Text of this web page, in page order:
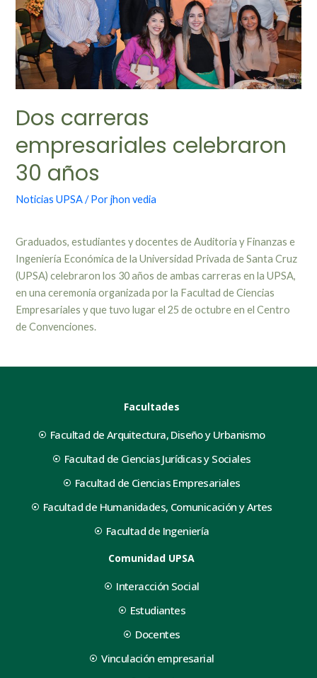
Dos carreras
empresariales celebraron
30 años
Noticias UPSA/ Porjhon vedia
Graduados, estudiantes y docentes de Auditoria y Finanzas e
Ingeniería Económica de la Universidad Privada de Santa Cruz
(UPSA) celebraron los 30 años de ambas carreras en la UPSA,
en una ceremonia organizada por la Facultad de Ciencias
Empresariales y que tuvo lugar el 25 de octubre en el Centro
de Convenciones.
Facultades
Facultad de Arquitectura, Diseño y Urbanismo
Facultad de Ciencias Jurídicas y Sociales
Facultad de Ciencias Empresariales
Facultad de Humanidades, Comunicación y Artes
Facultad de Ingeniería
Comunidad UPSA
Interacción Social
Estudiantes
Docentes
Vinculación empresarial